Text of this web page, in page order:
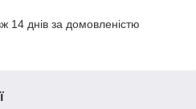
14 днів за домовленістю